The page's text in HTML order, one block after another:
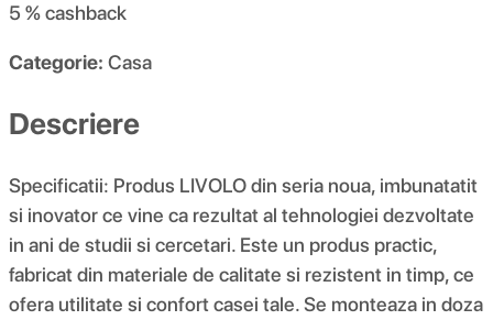
5 %cashback
Categorie: Casa
Descriere
Specificatii: Produs LIVOLO din seria noua, imbunatatit
si inovator ce vine ca rezultat al tehnologiei dezvoltate
in ani de studii si cercetari. Este un produs practic,
fabricat din materiale de calitate si rezistent in timp, ce
ofera utilitate si confort casei tale. Se monteaza in doza